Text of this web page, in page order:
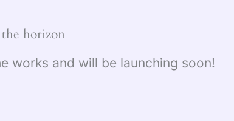
horizon
works and will be launching soon!